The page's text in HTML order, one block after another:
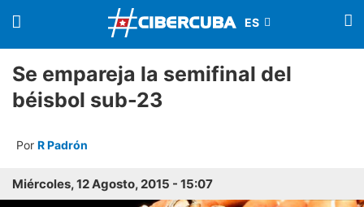
Se empareja la semifinal del
béisbol sub-23
Por R Padrón
Miércoles, 12 Agosto, 2015 - 15:07